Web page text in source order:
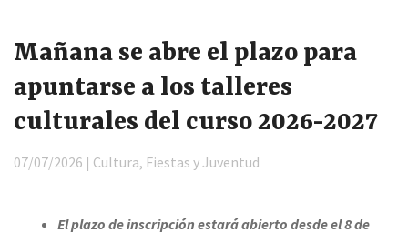
Mañana se abre el plazo para
apuntarse a los talleres
culturales del curso 2026-2027
07/07/2026 | Cultura, Fiestas y Juventud
El plazo de inscripción estará abierto desde el 8 de